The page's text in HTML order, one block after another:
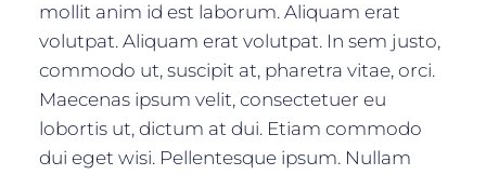
mollit anim id est laborum. Aliquam erat
volutpat. Aliquam erat volutpat. In sem justo,
commodo ut, suscipit at, pharetra vitae, orci.
Maecenas ipsum velit, consectetuer eu
lobortis ut, dictum at dui. Etiam commodo
dui eget wisi. Pellentesque ipsum. Nullam